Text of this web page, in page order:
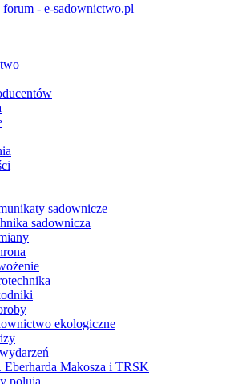
sadownicze
sadownicza
ekologiczne
Makosza i TRSK
polują